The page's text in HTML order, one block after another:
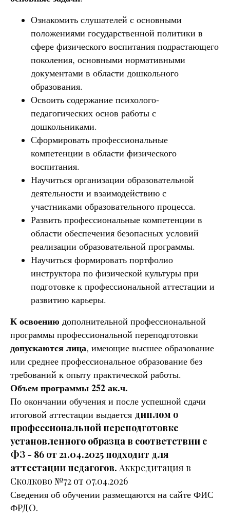
Ознакомить слушателей с основными
положениями государственной политики в
сфере физического воспитания подрастающего
поколения, основными нормативными
документами в области дошкольного
образования.
Освоить содержание психолого-
педагогических основ работы с
дошкольниками.
Сформировать профессиональные
компетенции в области физического
воспитания.
Научиться организации образовательной
деятельности и взаимодействию с
участниками образовательного процесса.
Развить профессиональные компетенции в
области обеспечения безопасных условий
реализации образовательной программы.
Научиться формировать портфолио
инструктора по физической культуры при
подготовке к профессиональной аттестации и
развитию карьеры.
К освоению дополнительной профессиональной
программы профессиональной переподготовки
допускаются лица, имеющие высшее образование
или среднее профессиональное образование без
требований к опыту практической работы.
Объем программы 252 ак.ч.
По окончании обучения и после успешной сдачи
итоговой аттестации выдается диплом о
профессиональной переподготовке
установленного образца в соответствии с
ФЗ - 86 от 21.04.2025 подходит для
аттестации педагогов. Аккредитация в
Сколково №72 от 07.04.2026
Сведения об обучении размещаются на сайте ФИС
ФРДО.